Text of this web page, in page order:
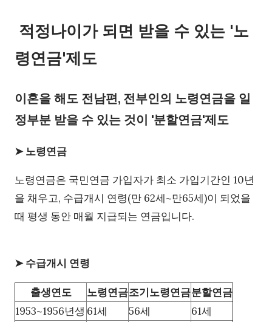
적정나이가 되면 받을 수 있는 '노
령연금'제도
이혼을 해도 전남편, 전부인의 노령연금을 일
정부분 받을 수 있는 것이 '분할연금'제도
➤ 노령연금
노령연금은 국민연금 가입자가 최소 가입기간인 10년
을 채우고, 수급개시 연령(만 62세~만65세)이 되었을
때 평생 동안 매월 지급되는 연금입니다.
➤ 수급개시 연령
출생연도 노령연금조기노령연금분할연금
1953~1956년생 61세 56세
61세